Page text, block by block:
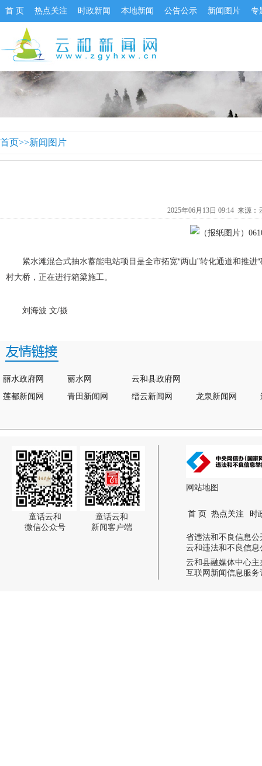
首 页 热点关注 时政新闻 本地新闻 公告公示 新闻图片 专
首页>>新闻图片
2025年06月13日 09:14 来源：
紧水滩混合式抽水蓄能电站项目是全市拓宽“两山”转化通道和推
村大桥，正在进行箱梁施工。
刘海波 文/摄
丽水政府网 丽水网
云和县政府网
莲都新闻网
青田新闻网 缙云新闻网 龙泉新闻网
童话云和
微信公众号
童话云和
新闻客户端
网站地图
首 页 热点关注 时
省违法和不良信息公
云和违法和不良信息
云和县融媒体中心
互联网新闻信息服务